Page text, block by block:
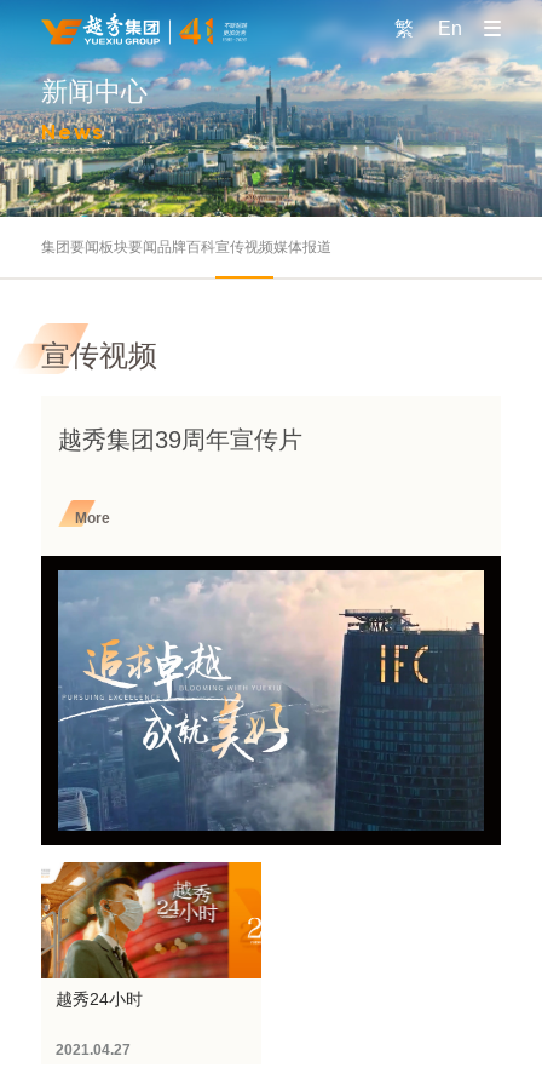
繁 En
新闻中心
News
集团要闻板块要闻品牌百科宣传视频媒体报道
宣传视频
越秀集团39周年宣传片
More
越秀24小时
2021.04.27